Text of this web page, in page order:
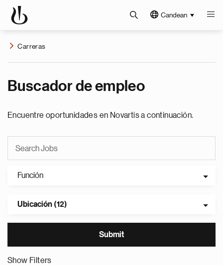
Candean
Carreras
Buscador de empleo
Encuentre oportunidades en Novartis a continuación.
Función
Ubicación (12)
Show Filters